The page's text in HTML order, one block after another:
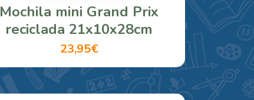
Mochila mini Grand Prix
reciclada 21x10x28cm
23,95€